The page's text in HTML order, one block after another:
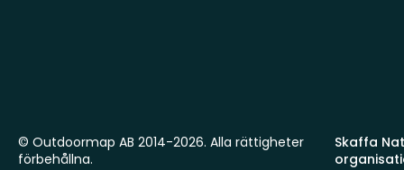
Skaffa
© Outdoormap AB 2014-2026. Alla rättigheter
förbehållna.